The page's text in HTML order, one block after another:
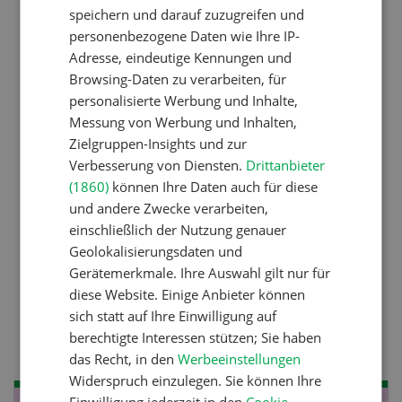
Erst das Ziel, dann die
Zwischenfrucht
Betriebsführung
Kein Dauergarten ohne
Bewilligung
Pflanzenbau
Raufutter aus dem Sack
speichern und darauf zuzugreifen und
personenbezogene Daten wie Ihre IP-
Adresse, eindeutige Kennungen und
Browsing-Daten zu verarbeiten, für
personalisierte Werbung und Inhalte,
Messung von Werbung und Inhalten,
Zielgruppen-Insights und zur
Verbesserung von Diensten. Drittanbieter
(1860) können Ihre Daten auch für diese
und andere Zwecke verarbeiten,
einschließlich der Nutzung genauer
Geolokalisierungsdaten und
Gerätemerkmale. Ihre Auswahl gilt nur für
diese Website. Einige Anbieter können
sich statt auf Ihre Einwilligung auf
berechtigte Interessen stützen; Sie haben
das Recht, in denWerbeeinstellungen
Widerspruch einzulegen. Sie können Ihre